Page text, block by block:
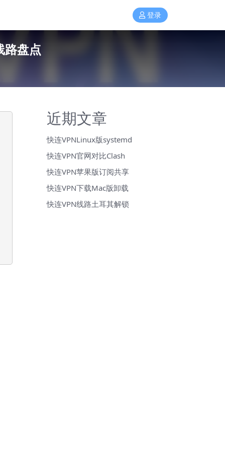
登录
路盘点
近期文章
快连VPNLinux版systemd
快连VPN官网对比Clash
快连VPN苹果版订阅共享
快连VPN下载Mac版卸载
快连VPN线路土耳其解锁